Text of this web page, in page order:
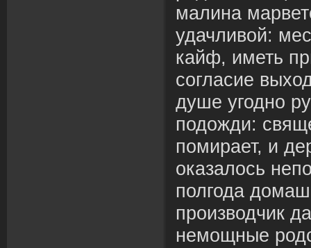
малина
удачливой:
кайф, иметь
согласие
душе угодно
подожди:
помирает, и
оказалось
полгода
производчик
немощные